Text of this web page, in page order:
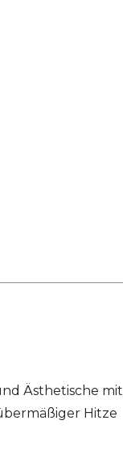
Ästhetische mit
Hitze